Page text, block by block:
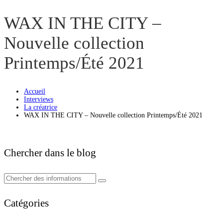
WAX IN THE CITY –
Nouvelle collection
Printemps/Été 2021
Accueil
Interviews
La créatrice
WAX IN THE CITY – Nouvelle collection Printemps/Été 2021
Chercher dans le blog
Catégories